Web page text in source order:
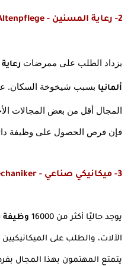
2- رعاية المسنين - Altenpflege
يزداد الطلب على ممرضات
ألمانيا
فإن فرص الحصول على وظيفة
3- ميكانيكي صناعي - Industriemechaniker
يوجد حاليًا أكثر من 16000 وظيفة
يتمتع المهتمون بهذا المجال